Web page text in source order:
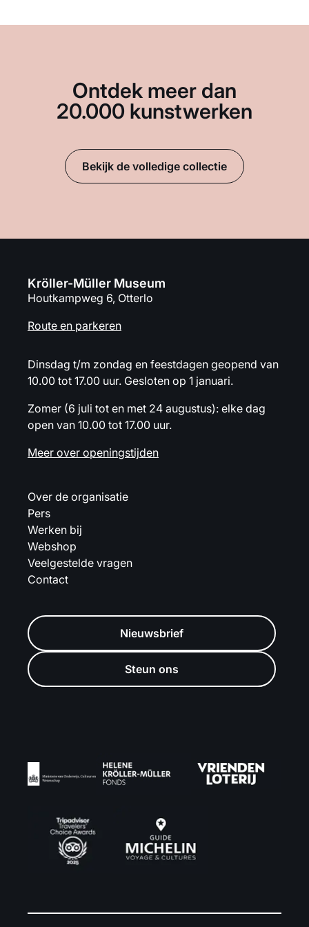
Ontdek meer dan
20.000 kunstwerken
Bekijk de volledige collectie
Kröller-Müller Museum
Houtkampweg 6, Otterlo
Route en parkeren
Dinsdag t/m zondag en feestdagen geopend van
10.00 tot 17.00 uur. Gesloten op 1 januari.
Zomer (6 juli tot en met 24 augustus): elke dag
open van 10.00 tot 17.00 uur.
Meer over openingstijden
Over de organisatie
Pers
Werken bij
Webshop
Veelgestelde vragen
Contact
Nieuwsbrief
Steun ons